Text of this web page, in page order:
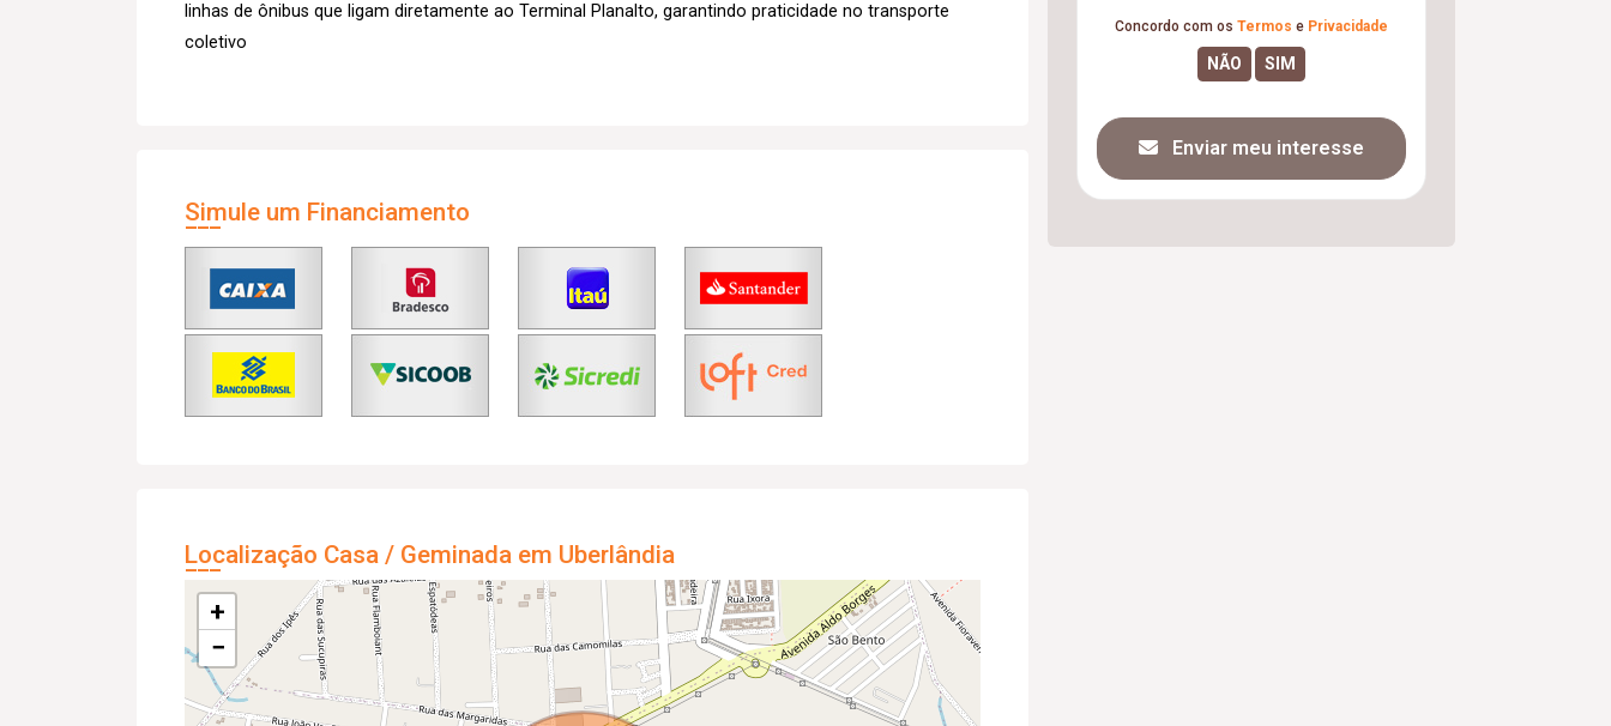
linhas de ônibus que ligam diretamente ao Terminal Planalto, garantindo praticidade no transporte
coletivo
Simule um Financiamento
Localização Casa / Geminada em Uberlândia
+
−
Concordo com os Termos e Privacidade
Enviar meu interesse